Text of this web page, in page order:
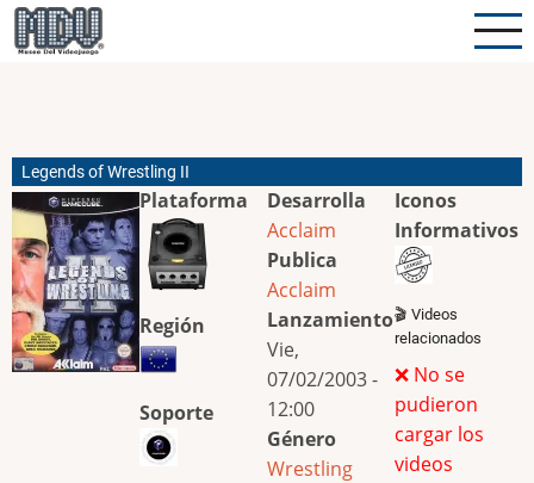
Pasar
al
Legends of Wrestling II
Plataforma
Región
Soporte
Desarrolla
Acclaim
Publica
Acclaim
Lanzamiento
Vie,
07/02/2003 -
12:00
Género
Wrestling
Iconos
Informativos
🎬 Videos
relacionados
❌ No se
pudieron
cargar los
videos